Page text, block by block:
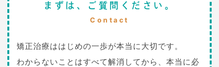
まずは、ご質問ください。
Contact
矯正治療ははじめの一歩が本当に大切です。
わからないことはすべて解消してから、本当に必